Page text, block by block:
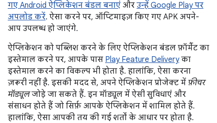
गए Android ऐप्लिकेशन बंडल बनाएं और उन्हें Google Play पर
अपलोड करें. ऐसा करने पर, ऑप्टिमाइज़ किए गए APK अपने-
आप उपलब्ध हो जाएंगे.
ऐप्लिकेशन को पब्लिश करने के लिए ऐप्लिकेशन बंडल फ़ॉर्मैट का
इस्तेमाल करने पर, आपके पास Play Feature Deliveryका
इस्तेमाल करने का विकल्प भी होता है. हालांकि, ऐसा करना
ज़रूरी नहीं है. इसकी मदद से, अपने ऐप्लिकेशन प्रोजेक्ट में फ़ीचर
मॉड्यूलजोड़े जा सकते हैं. इन मॉड्यूल में ऐसी सुविधाएं और
संसाधन होते हैं जो सिर्फ़ आपके ऐप्लिकेशन में शामिल होते हैं.
हालांकि, ऐसा आपकी तय की गई शर्तों के आधार पर होता है.